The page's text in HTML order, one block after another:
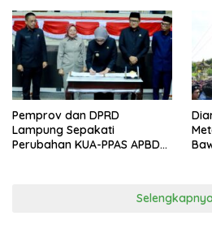
Pemprov dan DPRD
Lampung Sepakati
Perubahan KUA-PPAS APBD
Selengkapnya